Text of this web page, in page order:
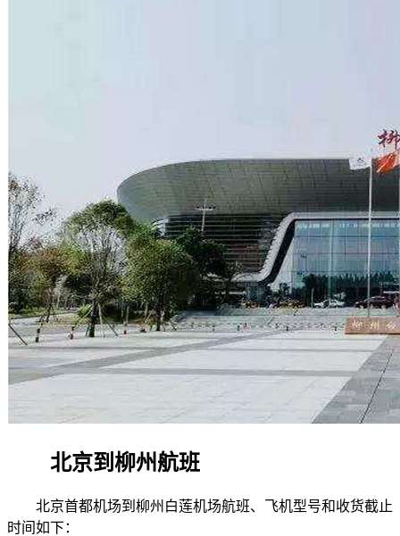
北京到柳州航班
北京首都机场到柳州白莲机场航班、飞机型号和收货截止
时间如下：